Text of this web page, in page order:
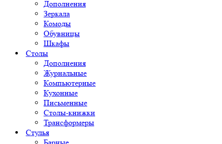
Дополнения
Зеркала
Комоды
Обувницы
Шкафы
Столы
Дополнения
Журнальные
Компьютерные
Кухонные
Письменные
Столы-книжки
Трансформеры
Стулья